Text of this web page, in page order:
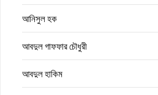
আনিসুল হক
আবদুল গাফফার চৌধুরী
আবদুল হাকিম